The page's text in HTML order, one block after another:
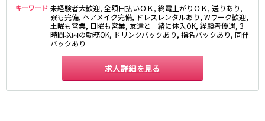
キーワード 未経験者大歓迎, 全額日払いＯＫ, 終電上がりＯＫ, 送りあり,
寮も完備, ヘアメイク完備, ドレスレンタルあり, Wワーク歓迎,
土曜も営業, 日曜も営業, 友達と一緒に体入OK, 経験者優遇, 3
時間以内の勤務OK, ドリンクバックあり, 指名バックあり, 同伴
バックあり
求人詳細を見る
小菅駅
JR武蔵野線
南越谷駅
西船橋駅
北朝霞駅